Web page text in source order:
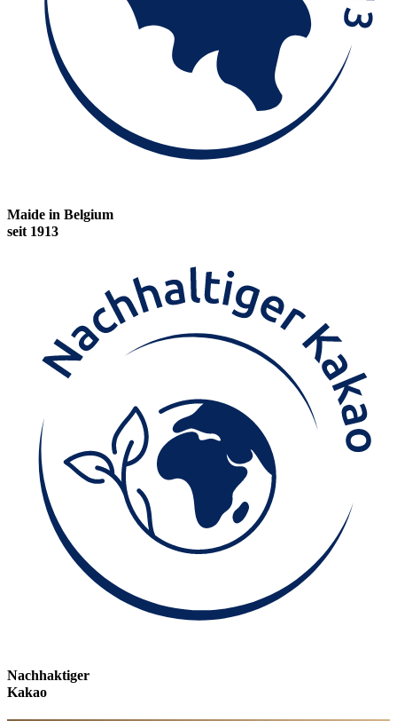
Maide in Belgium
seit 1913
Nachhaktiger
Kakao